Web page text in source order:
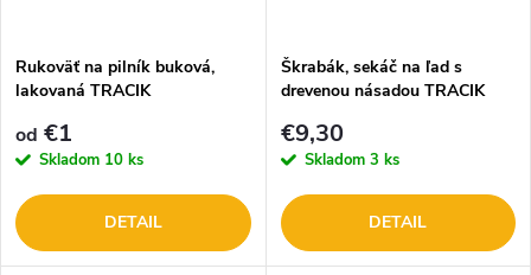
o
v
o
v
Rukoväť na pilník buková,
lakovaná TRACIK
od €1
Skladom 10 ks
DETAIL
Škrabák, sekáč na ľad s
drevenou násadou TRACIK
€9,30
Skladom 3 ks
DETAIL